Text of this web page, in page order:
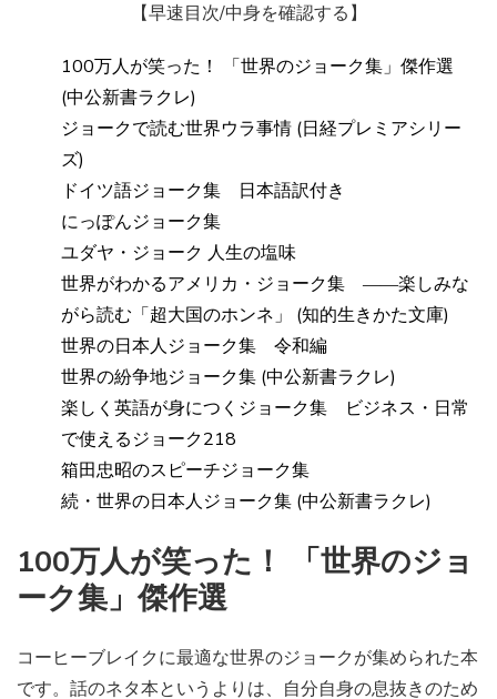
【早速目次/中身を確認する】
100万人が笑った！ 「世界のジョーク集」傑作選
(中公新書ラクレ)
ジョークで読む世界ウラ事情 (日経プレミアシリー
ズ)
ドイツ語ジョーク集 日本語訳付き
にっぽんジョーク集
ユダヤ・ジョーク 人生の塩味
世界がわかるアメリカ・ジョーク集 ――楽しみな
がら読む「超大国のホンネ」 (知的生きかた文庫)
世界の日本人ジョーク集 令和編
世界の紛争地ジョーク集 (中公新書ラクレ)
楽しく英語が身につくジョーク集 ビジネス・日常
で使えるジョーク218
箱田忠昭のスピーチジョーク集
続・世界の日本人ジョーク集 (中公新書ラクレ)
100万人が笑った！ 「世界のジョ
ーク集」傑作選
コーヒーブレイクに最適な世界のジョークが集められた本
です。話のネタ本というよりは、自分自身の息抜きのため